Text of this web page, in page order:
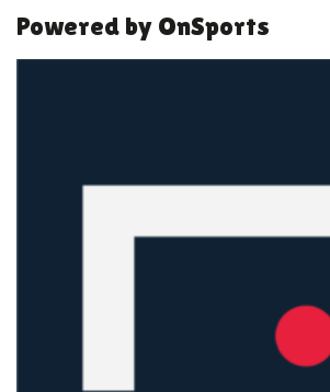
Powered by OnSports